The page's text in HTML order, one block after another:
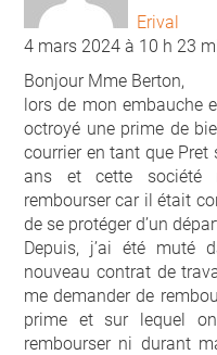
Erival
4 mars 2024 à 10 h 23
Bonjour Mme Berton,
lors de mon embauche
octroyé une prime de
courrier en tant que Pret
ans et cette société
rembourser car il était
de se protéger d’un
Depuis, j’ai été muté
nouveau contrat de
me demander de
prime et sur lequel
rembourser ni durant